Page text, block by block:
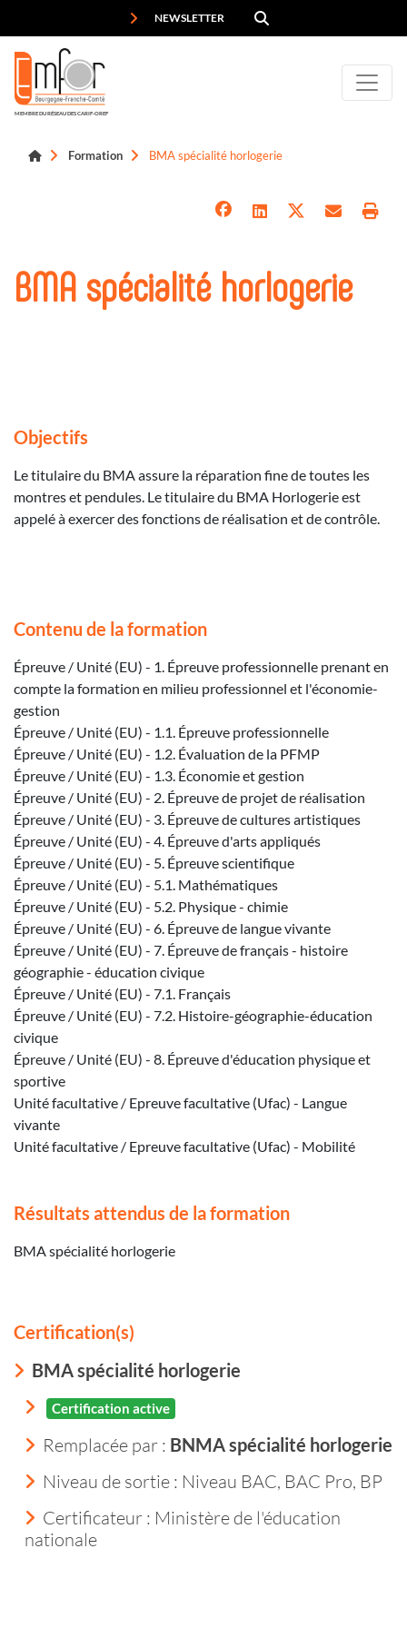
NEWSLETTER
MEMBRE DU RÉSEAU DES CARIF-OREF
Formation BMA spécialité horlogerie
BMA spécialité horlogerie
Objectifs
Le titulaire du BMA assure la réparation fine de toutes les
montres et pendules. Le titulaire du BMA Horlogerie est
appelé à exercer des fonctions de réalisation et de contrôle.
Contenu de la formation
Épreuve / Unité (EU) - 1. Épreuve professionnelle prenant en
compte la formation en milieu professionnel et l'économie-
gestion
Épreuve / Unité (EU) - 1.1. Épreuve professionnelle
Épreuve / Unité (EU) - 1.2. Évaluation de la PFMP
Épreuve / Unité (EU) - 1.3. Économie et gestion
Épreuve / Unité (EU) - 2. Épreuve de projet de réalisation
Épreuve / Unité (EU) - 3. Épreuve de cultures artistiques
Épreuve / Unité (EU) - 4. Épreuve d'arts appliqués
Épreuve / Unité (EU) - 5. Épreuve scientifique
Épreuve / Unité (EU) - 5.1. Mathématiques
Épreuve / Unité (EU) - 5.2. Physique - chimie
Épreuve / Unité (EU) - 6. Épreuve de langue vivante
Épreuve / Unité (EU) - 7. Épreuve de français - histoire
géographie - éducation civique
Épreuve / Unité (EU) - 7.1. Français
Épreuve / Unité (EU) - 7.2. Histoire-géographie-éducation
civique
Épreuve / Unité (EU) - 8. Épreuve d'éducation physique et
sportive
Unité facultative / Epreuve facultative (Ufac) - Langue
vivante
Unité facultative / Epreuve facultative (Ufac) - Mobilité
Résultats attendus de la formation
BMA spécialité horlogerie
Certification(s)
BMA spécialité horlogerie
Certification active
Remplacée par : BNMA spécialité horlogerie
Niveau de sortie : Niveau BAC, BAC Pro, BP
Certificateur : Ministère de l'éducation
nationale
Panneau de gestion des cookies